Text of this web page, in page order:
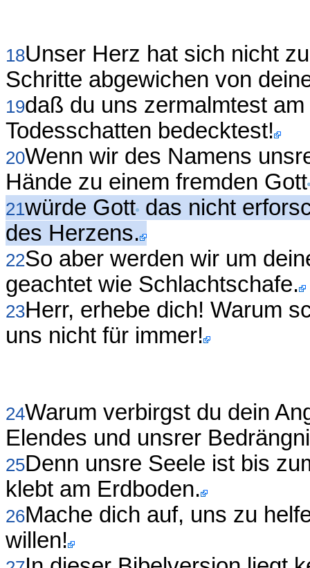
18Unser Herz hat sich nicht
Schritte abgewichen von
19daß du uns zermalmtest
Todesschatten bedecktest!
20Wenn wir des Namens
Hände zu einem fremden Gott
21würde Gott das nicht
des Herzens.
22So aber werden wir um
geachtet wie Schlachtschafe.
23Herr, erhebe dich! Warum
uns nicht für immer!
24Warum verbirgst du dein
Elendes und unsrer
25Denn unsre Seele ist bis
klebt am Erdboden.
26Mache dich auf, uns zu
willen!